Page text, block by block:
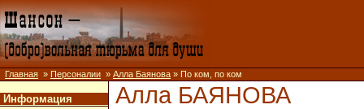
Главная » Персоналии » Алла Баянова » По ком, по ком
Информация Алла БАЯНОВА